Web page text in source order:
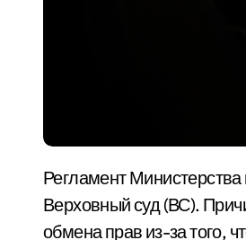
Регламент Министерства внутренних дел по выдаче водительских удостоверений проверит
Верховный суд (ВС).
обмена прав из-за того,